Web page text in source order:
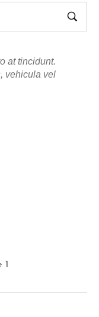
at tincidunt.
vehicula vel